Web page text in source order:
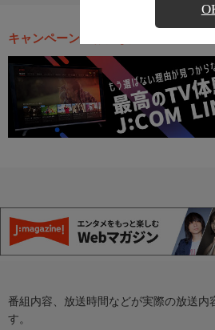
キャンペーン・お得な情報
番組内容、放送時間などが実際の放送内
す。